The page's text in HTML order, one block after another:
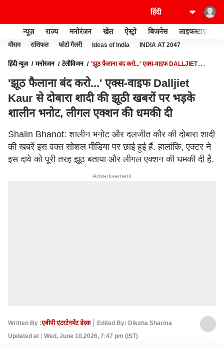
न्यूज़ राज्य मनोरंजन खेल ऐस्ट्रो बिजनेस लाइफस्टाइल
मौसम राशिफल फोटो गैलरी Ideas of India INDIA AT 2047
हिंदी न्यूज़ मनोरंजन टेलीविजन
'झूठ फैलाना बंद करो...' एक्स-वाइफ DALLJIET
'झूठ फैलाना बंद करो...' एक्स-वाइफ Dalljiet
Kaur से दोबारा शादी की झूठी खबरों पर भड़के
शालीन भनोट, लीगल एक्शन की धमकी दी
Shalin Bhanot: शालीन भनोट और दलजीत कौर की दोबारा शादी
की खबरें इस वक्त सोशल मीडिया पर छाई हुई हैं. हालांकि, एक्टर ने
इस दावे को पूरी तरह झूठ बताया और लीगल एक्शन की धमकी दी है.
Advertisement
Written By :एबीपी एंटरटेनमेंट डेस्क
Edited By: Diksha Sharma
Updated at : Wed, June 10,2026, 7:47 pm (IST)